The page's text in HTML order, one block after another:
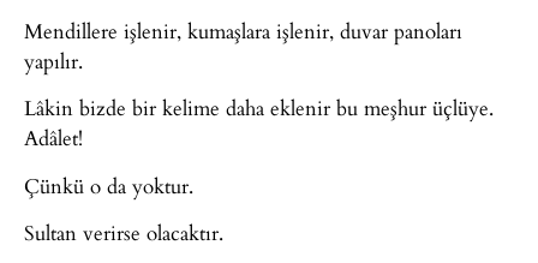
Mendillere işlenir, kumaşlara işlenir, duvar panoları
yapılır.
Lâkin bizde bir kelime daha eklenir bu meşhur üçlüye.
Adâlet!
Çünkü o da yoktur.
Sultan verirse olacaktır.